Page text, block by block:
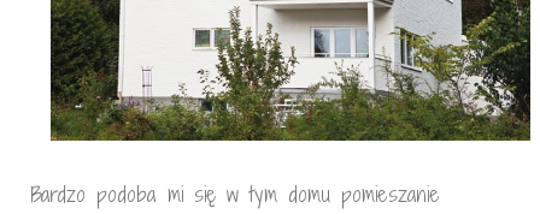
Bardzo podoba mi się w tym domu pomieszanie